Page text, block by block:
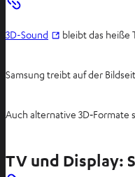
3D-Sound bleibt das heiße
Samsung treibt auf der
Auch alternative 3D‑Formate
TV und Display: